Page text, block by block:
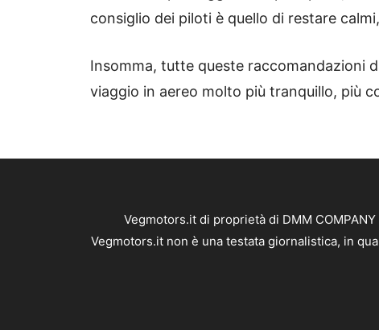
consiglio dei piloti è quello di restare
Insomma, tutte queste raccomandazioni
viaggio in aereo molto più tranquillo, più
Vegmotors.it di proprietà di DMM
Vegmotors.it non è una testata giornalistica, in